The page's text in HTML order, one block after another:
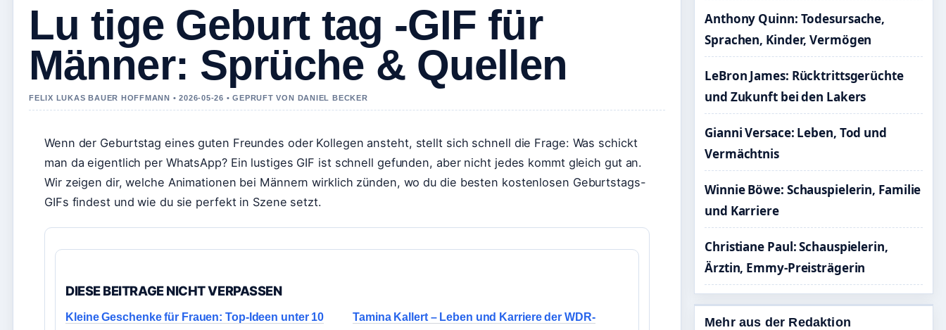
Lu tige Geburt tag -GIF für
Männer: Sprüche & Quellen
FELIX LUKAS BAUER HOFFMANN • 2026-05-26 • GEPRUFT VON DANIEL BECKER
Wenn der Geburtstag eines guten Freundes oder Kollegen ansteht, stellt sich schnell die Frage: Was schickt
man da eigentlich per WhatsApp? Ein lustiges GIF ist schnell gefunden, aber nicht jedes kommt gleich gut an.
Wir zeigen dir, welche Animationen bei Männern wirklich zünden, wo du die besten kostenlosen Geburtstags-
GIFs findest und wie du sie perfekt in Szene setzt.
DIESE BEITRAGE NICHT VERPASSEN
Kleine Geschenke für Frauen: Top-Ideen unter 10
Tamina Kallert – Leben und Karriere der WDR-
Anthony Quinn: Todesursache,
Sprachen, Kinder, Vermögen
LeBron James: Rücktrittsgerüchte
und Zukunft bei den Lakers
Gianni Versace: Leben, Tod und
Vermächtnis
Winnie Böwe: Schauspielerin, Familie
und Karriere
Christiane Paul: Schauspielerin,
Ärztin, Emmy-Preisträgerin
Mehr aus der Redaktion